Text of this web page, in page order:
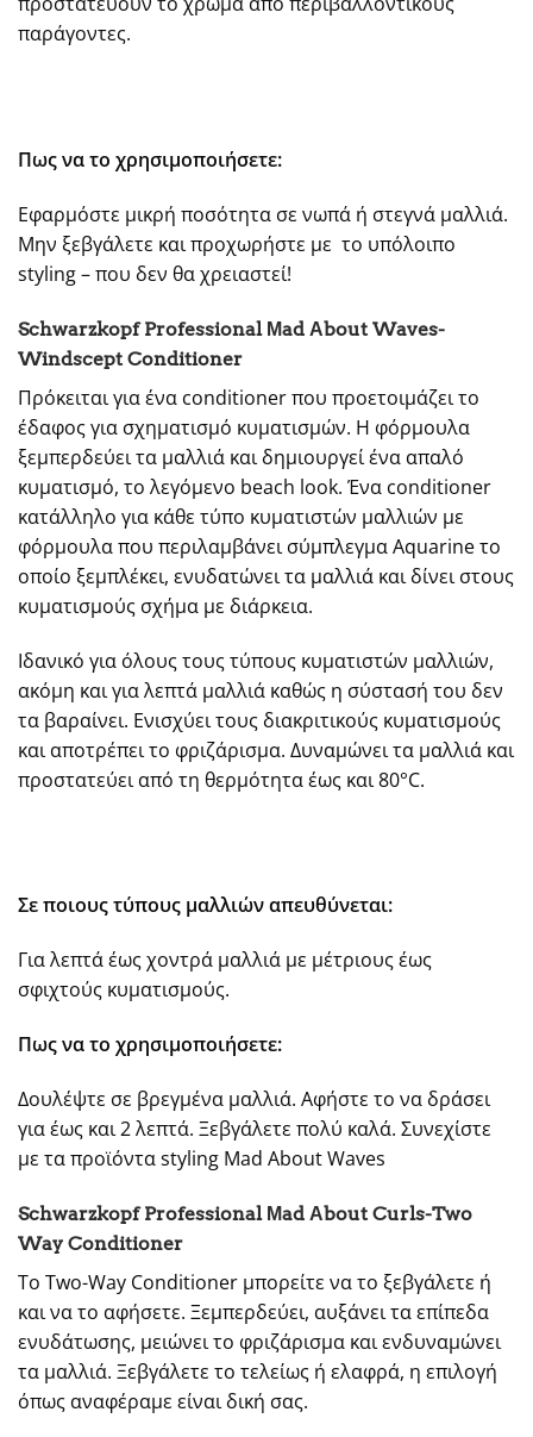
παράγοντες.
Πως να το χρησιμοποιήσετε:
Εφαρμόστε μικρή ποσότητα σε νωπά ή στεγνά μαλλιά.
Μην ξεβγάλετε και προχωρήστε με το υπόλοιπο
styling – που δεν θα χρειαστεί!
Schwarzkopf Professional Μad Αbout Waves-
Windscept Conditioner
Πρόκειται για ένα conditioner που προετοιμάζει το
έδαφος για σχηματισμό κυματισμών. Η φόρμουλα
ξεμπερδεύει τα μαλλιά και δημιουργεί ένα απαλό
κυματισμό, το λεγόμενο beach look. Ένα conditioner
κατάλληλο για κάθε τύπο κυματιστών μαλλιών με
φόρμουλα που περιλαμβάνει σύμπλεγμα Aquarine το
οποίο ξεμπλέκει, ενυδατώνει τα μαλλιά και δίνει στους
κυματισμούς σχήμα με διάρκεια.
Ιδανικό για όλους τους τύπους κυματιστών μαλλιών,
ακόμη και για λεπτά μαλλιά καθώς η σύστασή του δεν
τα βαραίνει. Ενισχύει τους διακριτικούς κυματισμούς
και αποτρέπει το φριζάρισμα. Δυναμώνει τα μαλλιά και
προστατεύει από τη θερμότητα έως και 80°C.
Σε ποιους τύπους μαλλιών απευθύνεται:
Για λεπτά έως χοντρά μαλλιά με μέτριους έως
σφιχτούς κυματισμούς.
Πως να το χρησιμοποιήσετε:
Δουλέψτε σε βρεγμένα μαλλιά. Αφήστε το να δράσει
για έως και 2 λεπτά. Ξεβγάλετε πολύ καλά. Συνεχίστε
με τα προϊόντα styling Mad About Waves
Schwarzkopf Professional Μad Αbout Curls-Two
Way Conditioner
Το Two-Way Conditioner μπορείτε να το ξεβγάλετε ή
και να το αφήσετε. Ξεμπερδεύει, αυξάνει τα επίπεδα
ενυδάτωσης, μειώνει το φριζάρισμα και ενδυναμώνει
τα μαλλιά. Ξεβγάλετε το τελείως ή ελαφρά, η επιλογή
όπως αναφέραμε είναι δική σας.